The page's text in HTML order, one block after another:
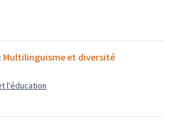
Multilinguisme et diversité
l'éducation